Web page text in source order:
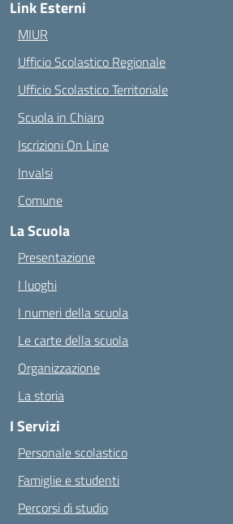
Link Esterni
MIUR
Ufficio Scolastico Regionale
Ufficio Scolastico Territoriale
Scuola in Chiaro
Iscrizioni On Line
Invalsi
Comune
La Scuola
Presentazione
I luoghi
I numeri della scuola
Le carte della scuola
Organizzazione
La storia
I Servizi
Personale scolastico
Famiglie e studenti
Percorsi di studio